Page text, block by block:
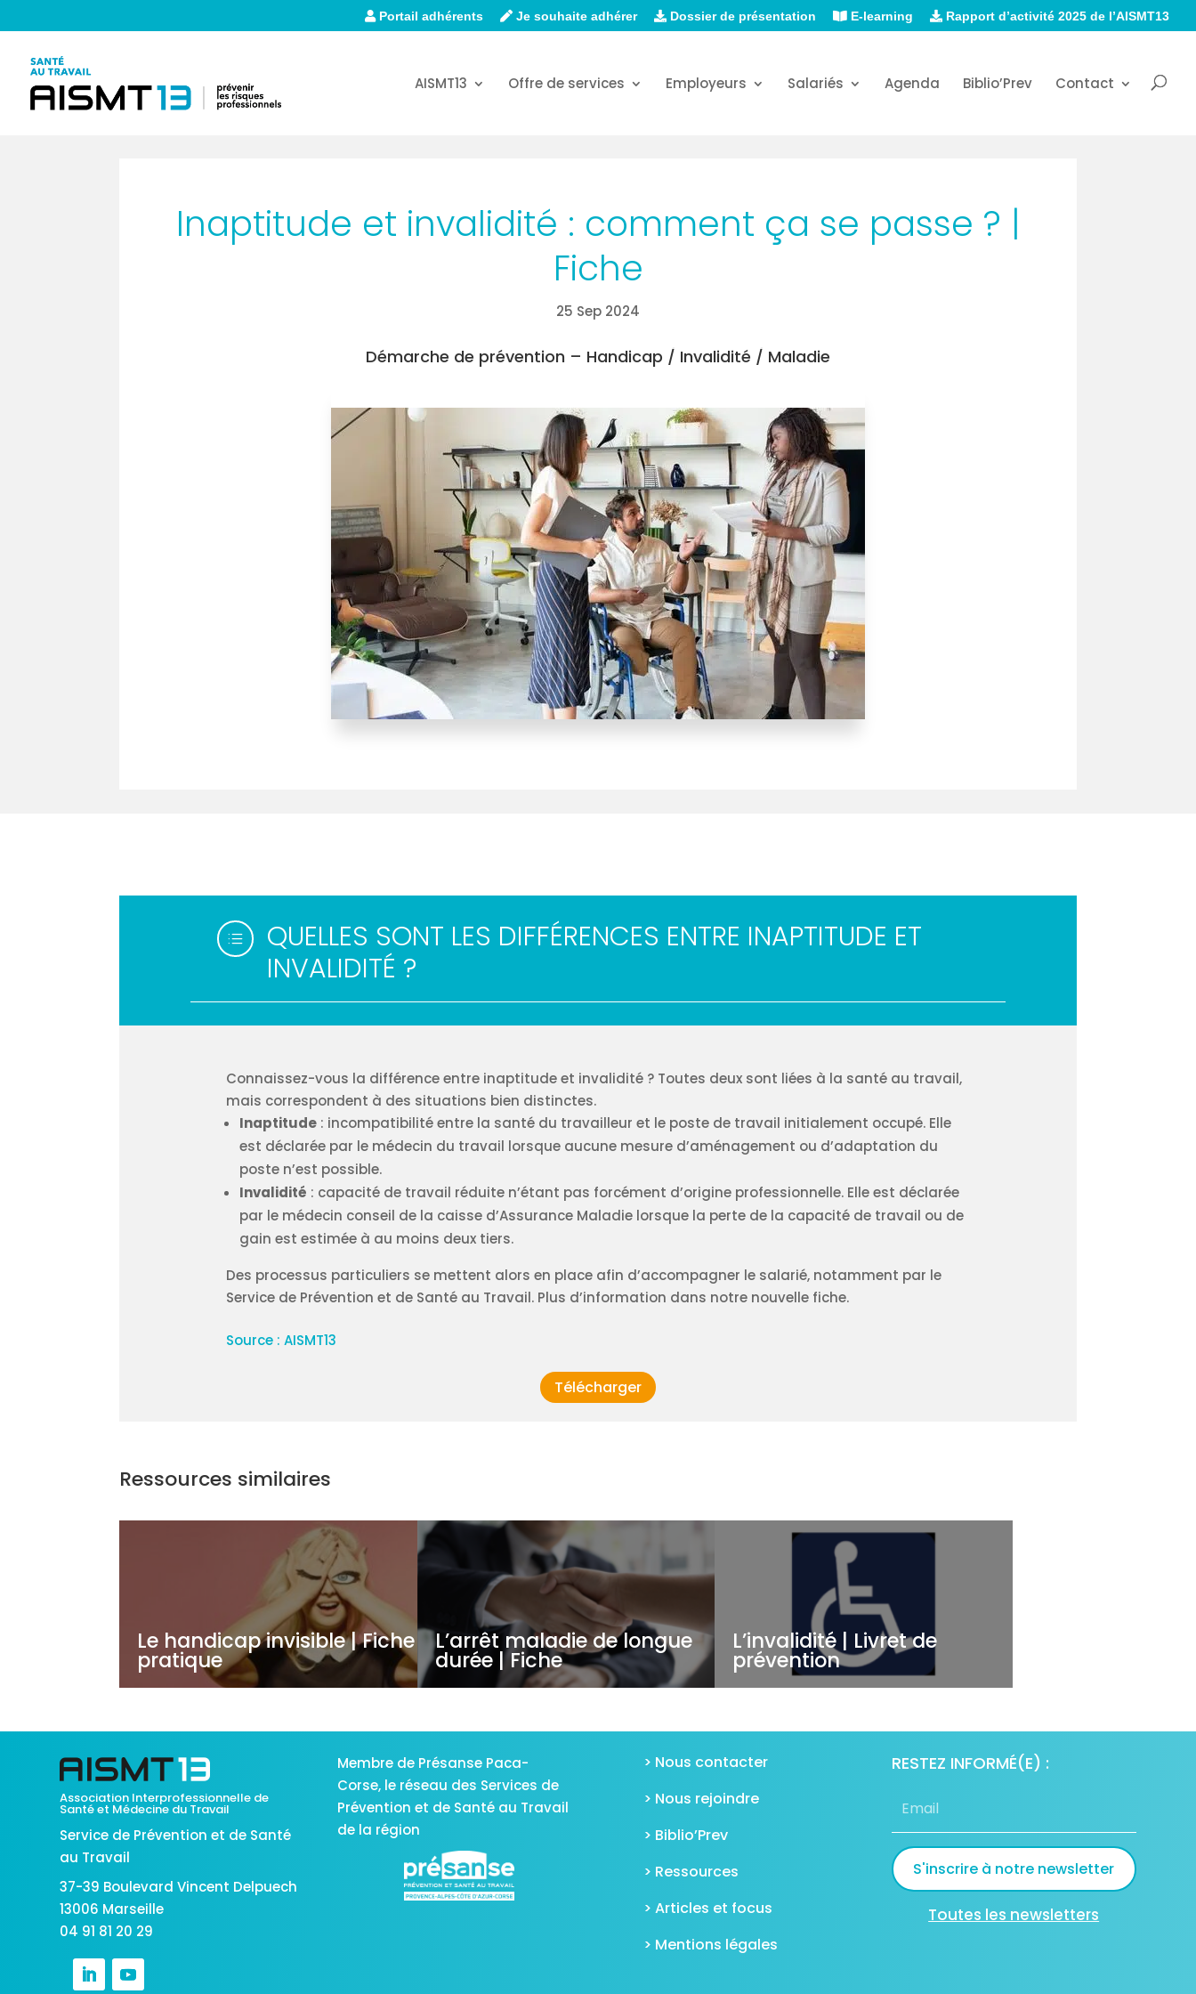
Portail adhérents Je souhaite adhérer Dossier de présentation E-learning Rapport d’activité 2025 de l’AISMT13
AISMT13 Offre de services Employeurs Salariés Agenda Biblio’Prev Contact
Inaptitude et invalidité : comment ça se passe ? |
Fiche
25 Sep 2024
Démarche de prévention – Handicap / Invalidité / Maladie
d
QUELLES SONT LES DIFFÉRENCES ENTRE INAPTITUDE ET
INVALIDITÉ ?
Connaissez-vous la différence entre inaptitude et invalidité ? Toutes deux sont liées à la santé au travail,
mais correspondent à des situations bien distinctes.
Inaptitude : incompatibilité entre la santé du travailleur et le poste de travail initialement occupé. Elle
est déclarée par le médecin du travail lorsque aucune mesure d’aménagement ou d’adaptation du
poste n’est possible.
Invalidité : capacité de travail réduite n’étant pas forcément d’origine professionnelle. Elle est déclarée
par le médecin conseil de la caisse d’Assurance Maladie lorsque la perte de la capacité de travail ou de
gain est estimée à au moins deux tiers.
Des processus particuliers se mettent alors en place afin d’accompagner le salarié, notamment par le
Service de Prévention et de Santé au Travail. Plus d’information dans notre nouvelle fiche.
Source : AISMT13
Télécharger
Ressources similaires
Le handicap invisible | Fiche
pratique
L’arrêt maladie de longue
durée | Fiche
L’invalidité | Livret de
prévention
Association Interprofessionnelle de
Santé et Médecine du Travail
Service de Prévention et de Santé
au Travail
37-39 Boulevard Vincent Delpuech
13006 Marseille
04 91 81 20 29
Membre de Présanse Paca-
Corse, le réseau des Services de
Prévention et de Santé au Travail
de la région
> Nous contacter
> Nous rejoindre
> Biblio’Prev
> Ressources
> Articles et focus
> Mentions légales
RESTEZ INFORMÉ(E) :
S'inscrire à notre newsletter
Toutes les newsletters